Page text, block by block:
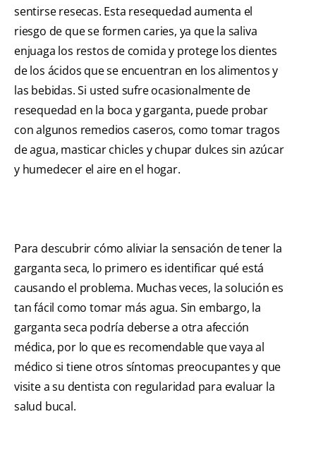
sentirse resecas. Esta resequedad aumenta el
riesgo de que se formen caries, ya que la saliva
enjuaga los restos de comida y protege los dientes
de los ácidos que se encuentran en los alimentos y
las bebidas. Si usted sufre ocasionalmente de
resequedad en la boca y garganta, puede probar
con algunos remedios caseros, como tomar tragos
de agua, masticar chicles y chupar dulces sin azúcar
y humedecer el aire en el hogar.
Para descubrir cómo aliviar la sensación de tener la
garganta seca, lo primero es identificar qué está
causando el problema. Muchas veces, la solución es
tan fácil como tomar más agua. Sin embargo, la
garganta seca podría deberse a otra afección
médica, por lo que es recomendable que vaya al
médico si tiene otros síntomas preocupantes y que
visite a su dentista con regularidad para evaluar la
salud bucal.